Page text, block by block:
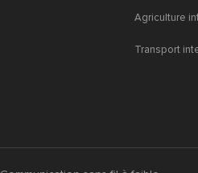
Agriculture
Transport